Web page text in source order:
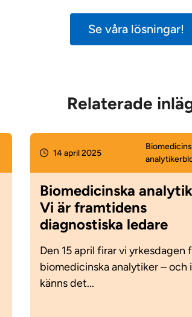
Se våra lösningar!
Relaterade
14 april 2025
Biomedicinska
Vi är framtidens
diagnostiska ledare
Den 15 april firar vi yrkesdagen
biomedicinska analytiker – och
känns det...